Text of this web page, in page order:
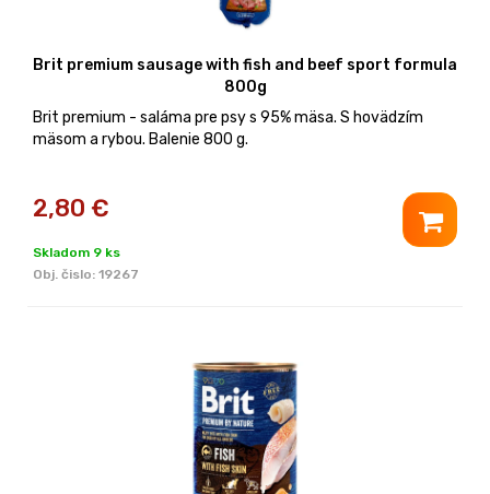
Brit premium sausage with fish and beef sport formula
800g
Brit premium - saláma pre psy s 95% mäsa. S hovädzím
mäsom a rybou. Balenie 800 g.
2,80 €
Skladom 9 ks
Obj. čislo: 19267